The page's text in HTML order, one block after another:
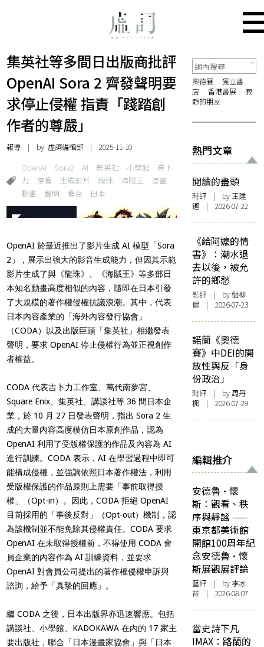
集英社等多間日出版商批評
OpenAI Sora 2 齊發聲明要
求停止侵權 指責「踐踏創
作者的尊嚴」
報導 | by 虛詞編輯部 | 2025-11-10
OpenAI Sora2 AI 集英社 小學館
吉卜
力
侵權 生成影片 龍珠 海賊王
漫畫
動畫
聲明 權益 日本
OpenAI 於最近推出了影片生成 AI 模型「Sora
2」，展示出強大的影音生成能力，但因其示範
影片生成了與《龍珠》、《海賊王》等多部日
本知名動畫高度相似的內容，隨即在日本引發
了大規模的著作權侵權抗議浪潮。其中，代表
日本內容產業的「海外內容發行協會」
（CODA）以及出版巨頭「集英社」相繼發表
聲明，要求 OpenAI 停止侵權行為並正視創作
者權益。
CODA 代表吉卜力工作室、萬代南夢宮、
Square Enix、集英社、講談社等 36 間日本企
業，於 10 月 27 日發表聲明，指出 Sora 2 生
成的大量內容高度模仿日本原創作品，認為
OpenAI 利用了受版權保護的作品及內容為 AI
進行訓練。CODA 表示，AI 在學習過程中即可
能構成侵權，並強調依照日本著作權法，利用
受版權保護的作品原則上需要「事前取得授
權」（Opt-in）。因此，CODA 拒絕 OpenAI
目前採用的「事後反對」（Opt-out）機制，認
為該機制並不能免除其侵權責任。CODA 要求
OpenAI 在未取得授權前，不得使用 CODA 會
員企業的內容作為 AI 訓練資料，並要求
OpenAI 對會員公司提出的著作權侵權申訴與
諮詢，給予「真摯的回應」。
繼 CODA 之後，日本出版界亦迅速響應。包括
講談社、小學館、KADOKAWA 在內的 17 家主
要出版社，聯合「日本漫畫家協會」與「日本
奧德賽
獨立書
店
香港書展
寂
靜的朋友
熱門文章
閱讀的盡頭
時評 | by 王建
鏗 | 2026-07-22
《給阿嬤的情
書》：潮水退
去以後，被允
許的鄉愁
影評 | by 盤柳
儂 | 2026-07-23
諾蘭《奧德
賽》中DEI的開
放性與反「身
份政治」
時評 | by周丹
楓 | 2026-07-29
編輯推介
安德魯·懷
斯：觀看、秩
序與靜謐 ——
東京都美術館
開館100周年紀
念安德魯·懷
斯展觀展評論
藝評 | by 李冰
苔 | 2026-08-07
當史詩下凡
IMAX：路蘭的